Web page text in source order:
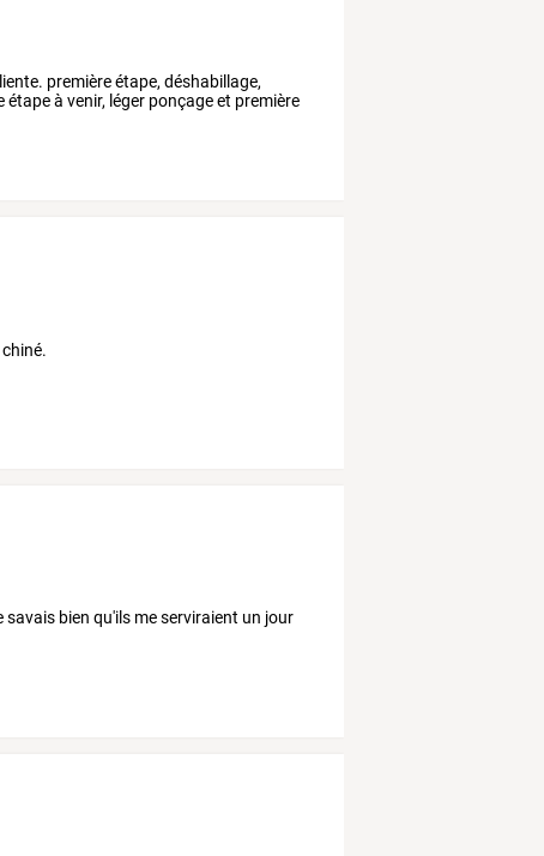
première étape, déshabillage,
à venir, léger ponçage et première
bien qu'ils me serviraient un jour